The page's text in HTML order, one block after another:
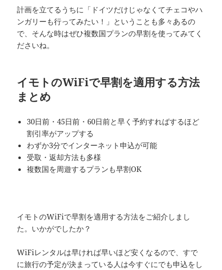
計画を立てるうちに「ドイツだけじゃなくてチェコやハ
ンガリーも行ってみたい！」ということも多々あるの
で、そんな時はぜひ複数国プランの早割を使ってみてく
ださいね。
イモトのWiFiで早割を適用する方法
まとめ
30日前・45日前・60日前と早く予約すればするほど
割引率がアップする
わずか3分でインターネット申込が可能
受取・返却方法も多様
複数国を周遊するプランも早割OK
イモトのWiFiで早割を適用する方法をご紹介しまし
た。いかがでしたか？
WiFiレンタルは早ければ早いほど安くなるので、すで
に旅行の予定が決まっている人は今すぐにでも申込をし